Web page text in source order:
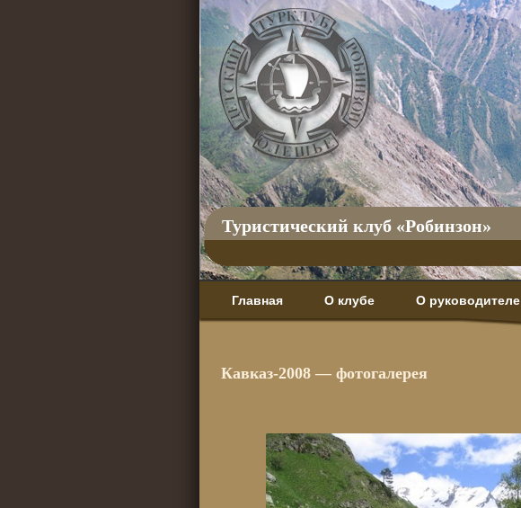
Туристический клуб «Робинзон»
Главная О клубе О руководителе
Кавказ-2008 — фотогалерея